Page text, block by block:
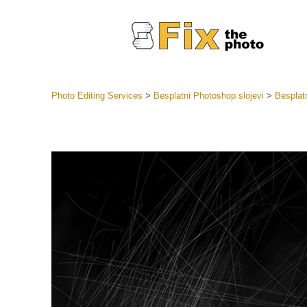
Uređivanje
ponude
Mobilne
Photo Editing Services > Besplatni Photoshop slojevi >